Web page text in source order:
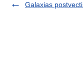
Galaxias